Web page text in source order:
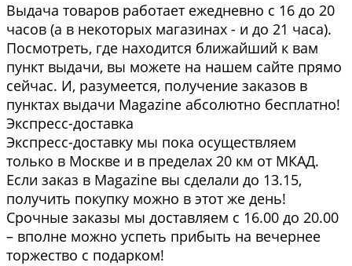
Выдача товаров работает ежедневно с 16 до 20
часов (а в некоторых магазинах - и до 21 часа).
Посмотреть, где находится ближайший к вам
пункт выдачи, вы можете на нашем сайте прямо
сейчас. И, разумеется, получение заказов в
пунктах выдачи Magazine абсолютно бесплатно!
Экспресс-доставка
Экспресс-доставку мы пока осуществляем
только в Москве и в пределах 20 км от МКАД.
Если заказ в Magazine вы сделали до 13.15,
получить покупку можно в этот же день!
Срочные заказы мы доставляем с 16.00 до 20.00
– вполне можно успеть прибыть на вечернее
торжество с подарком!